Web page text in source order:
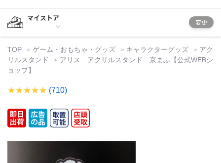
マイストア
変更
TOP ゲーム・おもちゃ・グッズ キャラクターグッズ
アク
リルスタンド
アリス アクリルスタンド 京まふ【公式WEBシ
ョップ】
(710)